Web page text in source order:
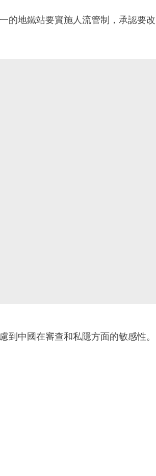
的地鐵站要實施人流管制，承認要改
到中國在審查和私隱方面的敏感性。